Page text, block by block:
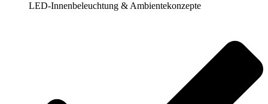
LED-Innenbeleuchtung & Ambientekonzepte